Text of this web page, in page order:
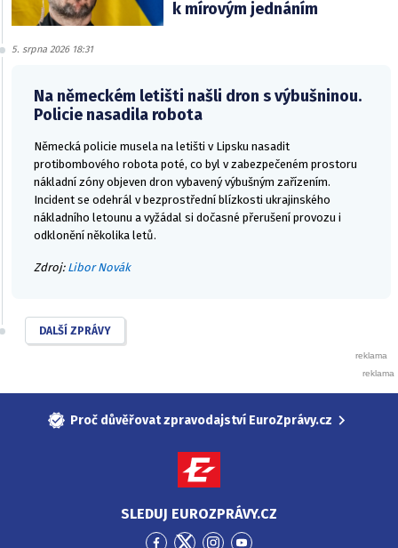
k mírovým jednáním
5. srpna 2026 18:31
Na německém letišti našli dron s výbušninou.
Policie nasadila robota
Německá policie musela na letišti v Lipsku nasadit
protibombového robota poté, co byl v zabezpečeném prostoru
nákladní zóny objeven dron vybavený výbušným zařízením.
Incident se odehrál v bezprostřední blízkosti ukrajinského
nákladního letounu a vyžádal si dočasné přerušení provozu i
odklonění několika letů.
Zdroj: Libor Novák
DALŠÍ ZPRÁVY
Proč důvěřovat zpravodajství EuroZprávy.cz
SLEDUJ EUROZPRÁVY.CZ